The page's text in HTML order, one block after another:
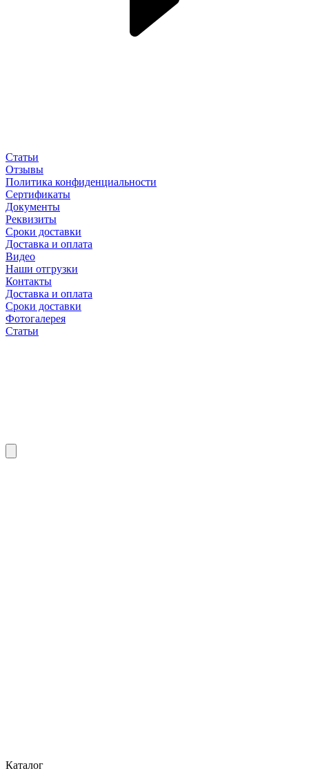
Статьи
Отзывы
Политика конфиденциальности
Сертификаты
Документы
Реквизиты
Сроки доставки
Доставка и оплата
Видео
Наши отгрузки
Контакты
Доставка и оплата
Сроки доставки
Фотогалерея
Статьи
Каталог